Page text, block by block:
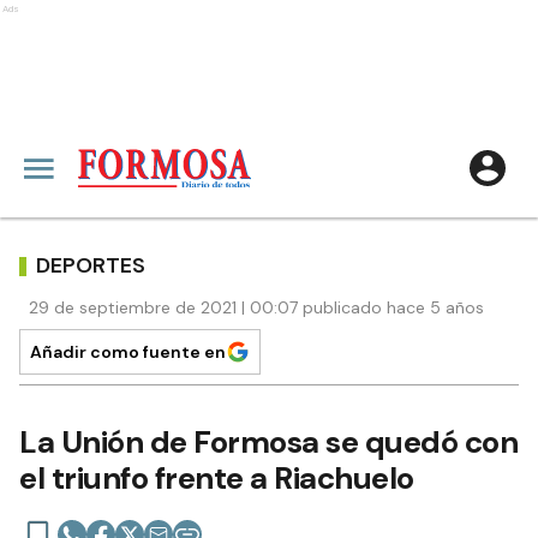
Ads
DEPORTES
29 de septiembre de 2021 | 00:07 publicado hace 5 años
Añadir como fuente en
La Unión de Formosa se quedó con
el triunfo frente a Riachuelo